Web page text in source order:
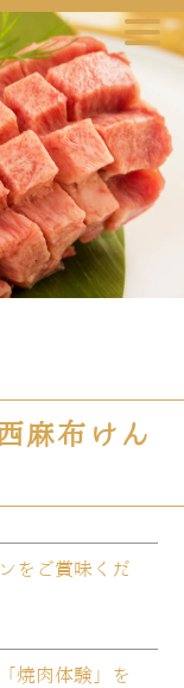
西麻布けん
をご賞味くだ
焼肉体験」を